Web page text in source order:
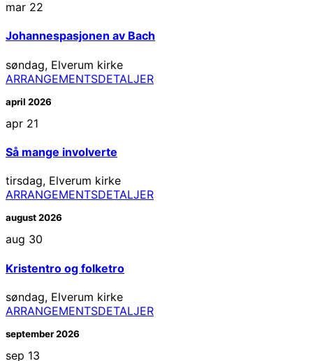
mar 22
Johannespasjonen av Bach
søndag, Elverum kirke
ARRANGEMENTSDETALJER
april 2026
apr 21
Så mange involverte
tirsdag, Elverum kirke
ARRANGEMENTSDETALJER
august 2026
aug 30
Kristentro og folketro
søndag, Elverum kirke
ARRANGEMENTSDETALJER
september 2026
sep 13